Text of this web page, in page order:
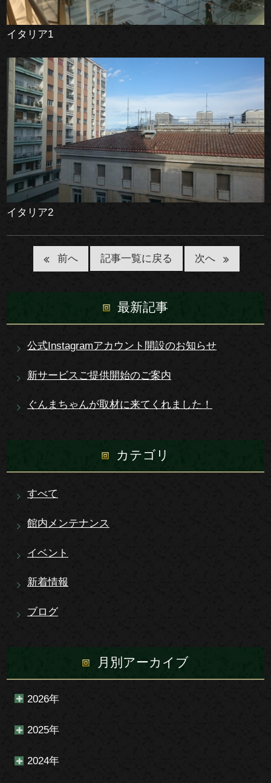
イタリア1
イタリア2
前へ 記事一覧に戻る 次へ
最新記事
公式Instagramアカウント開設のお知らせ
新サービスご提供開始のご案内
ぐんまちゃんが取材に来てくれました！
カテゴリ
すべて
館内メンテナンス
イベント
新着情報
ブログ
月別アーカイブ
2026年
2025年
2024年